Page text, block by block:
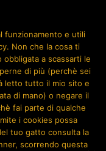
funzionamento e utili
Non che la cosa ti
a scassarti le
di più (perchè sei
letto tutto il mio sito e
di mano) o negare il
fai parte di qualche
i cookies possa
tuo gatto consulta la
scorrendo questa